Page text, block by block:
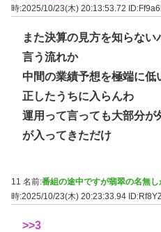
時:2025/10/23(木) 20:13:53.72
また決算の見方を知らない
言う流れか
中間の業績予想を極端に
正したうちに入らんわ
運用って言っても大部分が
が入ってきただけ
11 名前:番組の途中ですが翡翠の名無
時:2025/10/23(木) 20:23:33.94
>>3